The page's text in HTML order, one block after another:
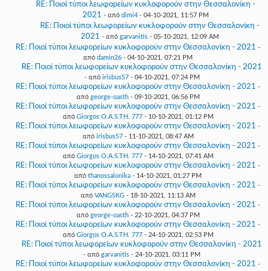
RE: Ποιοί τύποι λεωφορείων κυκλοφορούν στην Θεσσαλονίκη -
2021 - από dimi4 - 04-10-2021, 11:57 PM
RE: Ποιοί τύποι λεωφορείων κυκλοφορούν στην Θεσσαλονίκη -
2021 - από garvanitis- 05-10-2021, 12:09 AM
RE: Ποιοί τύποι λεωφορείων κυκλοφορούν στην Θεσσαλονίκη - 2021 -
από damin26 - 04-10-2021, 07:21 PM
RE: Ποιοί τύποι λεωφορείων κυκλοφορούν στην Θεσσαλονίκη - 2021
- από irisbus57- 04-10-2021, 07:24 PM
RE: Ποιοί τύποι λεωφορείων κυκλοφορούν στην Θεσσαλονίκη - 2021 -
από george-oasth- 09-10-2021, 06:56 PM
RE: Ποιοί τύποι λεωφορείων κυκλοφορούν στην Θεσσαλονίκη - 2021 -
από Giorgos O.A.S.TH. 777- 10-10-2021, 01:12 PM
RE: Ποιοί τύποι λεωφορείων κυκλοφορούν στην Θεσσαλονίκη - 2021 -
από irisbus57- 11-10-2021, 08:47 AM
RE: Ποιοί τύποι λεωφορείων κυκλοφορούν στην Θεσσαλονίκη - 2021 -
από Giorgos O.A.S.TH. 777- 14-10-2021, 07:41 AM
RE: Ποιοί τύποι λεωφορείων κυκλοφορούν στην Θεσσαλονίκη - 2021 -
από thanossalonika - 14-10-2021, 01:27 PM
RE: Ποιοί τύποι λεωφορείων κυκλοφορούν στην Θεσσαλονίκη - 2021 -
από VANGSKG- 18-10-2021, 11:13 AM
RE: Ποιοί τύποι λεωφορείων κυκλοφορούν στην Θεσσαλονίκη - 2021 -
από george-oasth- 22-10-2021, 04:37 PM
RE: Ποιοί τύποι λεωφορείων κυκλοφορούν στην Θεσσαλονίκη - 2021 -
από Giorgos O.A.S.TH. 777- 24-10-2021, 02:53 PM
RE: Ποιοί τύποι λεωφορείων κυκλοφορούν στην Θεσσαλονίκη - 2021
- από garvanitis - 24-10-2021, 03:11 PM
RE: Ποιοί τύποι λεωφορείων κυκλοφορούν στην Θεσσαλονίκη - 2021 -